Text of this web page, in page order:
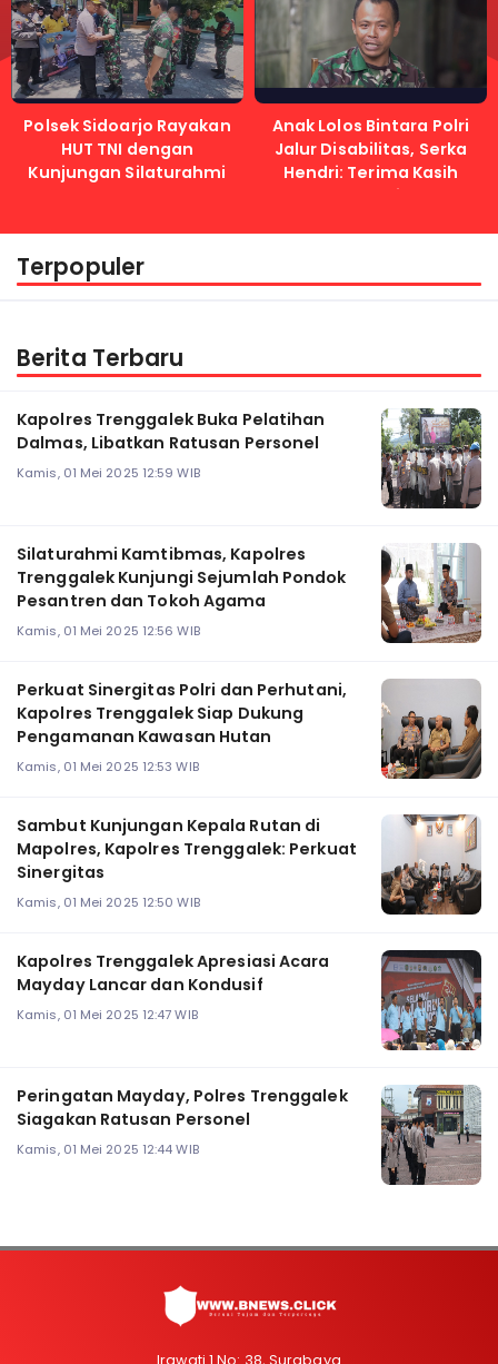
Polsek Sidoarjo Rayakan
HUT TNI dengan
Kunjungan Silaturahmi
Anak Lolos Bintara Polri
Jalur Disabilitas, Serka
Hendri: Terima Kasih
Kapolri
Terpopuler
Berita Terbaru
Kapolres Trenggalek Buka Pelatihan
Dalmas, Libatkan Ratusan Personel
Kamis, 01 Mei 2025 12:59 WIB
Silaturahmi Kamtibmas, Kapolres
Trenggalek Kunjungi Sejumlah Pondok
Pesantren dan Tokoh Agama
Kamis, 01 Mei 2025 12:56 WIB
Perkuat Sinergitas Polri dan Perhutani,
Kapolres Trenggalek Siap Dukung
Pengamanan Kawasan Hutan
Kamis, 01 Mei 2025 12:53 WIB
Sambut Kunjungan Kepala Rutan di
Mapolres, Kapolres Trenggalek: Perkuat
Sinergitas
Kamis, 01 Mei 2025 12:50 WIB
Kapolres Trenggalek Apresiasi Acara
Mayday Lancar dan Kondusif
Kamis, 01 Mei 2025 12:47 WIB
Peringatan Mayday, Polres Trenggalek
Siagakan Ratusan Personel
Kamis, 01 Mei 2025 12:44 WIB
Irawati 1 No: 38, Surabaya